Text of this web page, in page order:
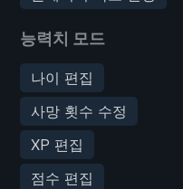
능력치 모드
나이 편집
사망 횟수 수정
XP 편집
점수 편집